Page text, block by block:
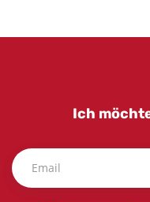
Ich